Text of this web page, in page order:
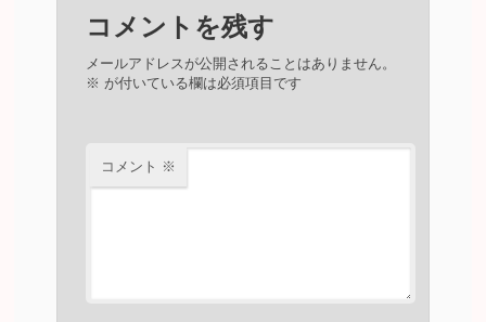
コメントを残す
メールアドレスが公開されることはありません。
※ が付いている欄は必須項目です
コメント ※